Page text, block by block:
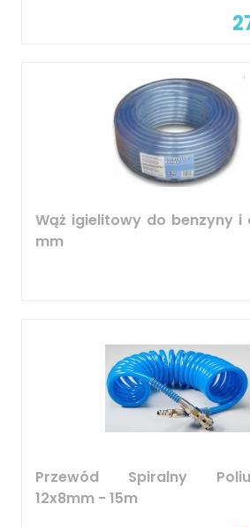
Wąż igielitowy do benzyny i
mm
Przewód Spiralny
12x8mm - 15m